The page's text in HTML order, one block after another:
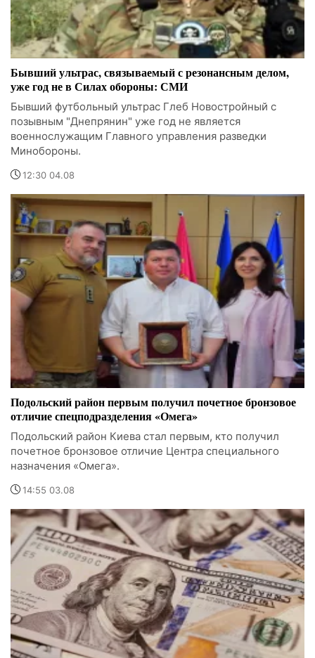
Бывший ультрас, связываемый с резонансным делом,
уже год не в Силах обороны: СМИ
Бывший футбольный ультрас Глеб Новостройный с
позывным "Днепрянин" уже год не является
военнослужащим Главного управления разведки
Минобороны.
12:30 04.08
Подольский район первым получил почетное бронзовое
отличие спецподразделения «Омега»
Подольский район Киева стал первым, кто получил
почетное бронзовое отличие Центра специального
назначения «Омега».
14:55 03.08